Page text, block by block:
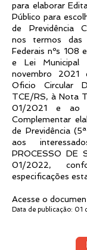
para elaborar
Público para
de Previdência
nos termos das
Federais nºs 108
e Lei
novembro 2021
Oficio Circular
TCE/RS, à Nota
01/2021 e ao
Complementar
de Previdência
aos
PROCESSO DE
01/2022,
especificações
Acesse o
Data de publicação: 01